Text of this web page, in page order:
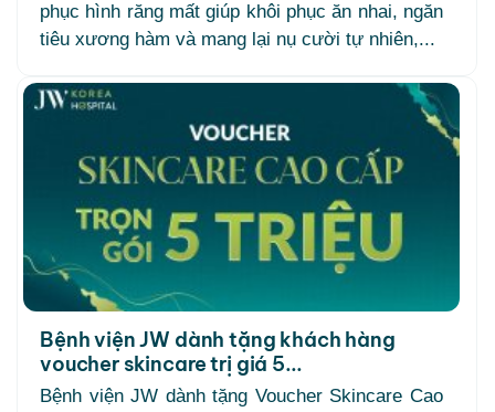
phục hình răng mất giúp khôi phục ăn nhai, ngăn
tiêu xương hàm và mang lại nụ cười tự nhiên,...
Bệnh viện JW dành tặng khách hàng
voucher skincare trị giá 5...
Bệnh viện JW dành tặng Voucher Skincare Cao